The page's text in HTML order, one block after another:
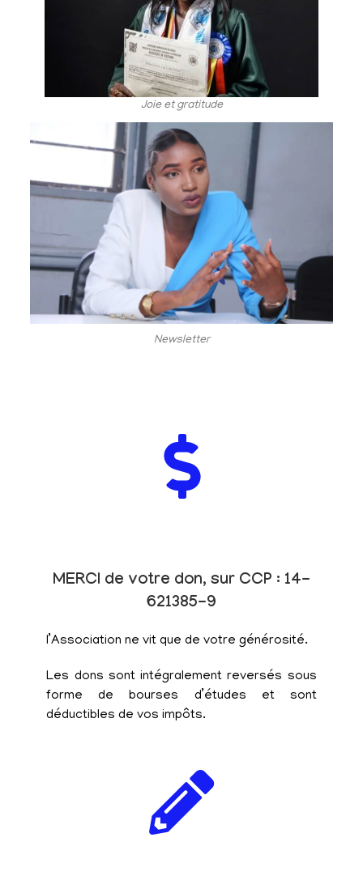
Joie et gratitude
Newsletter
MERCI de votre don, sur CCP : 14-
621385-9
l’Association ne vit que de votre générosité.
Les dons sont intégralement reversés sous
forme de bourses d’études et sont
déductibles de vos impôts.